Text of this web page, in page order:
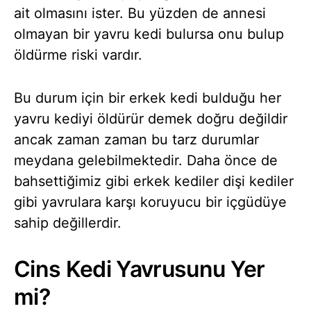
ait olmasını ister. Bu yüzden de annesi
olmayan bir yavru kedi bulursa onu bulup
öldürme riski vardır.
Bu durum için bir erkek kedi bulduğu her
yavru kediyi öldürür demek doğru değildir
ancak zaman zaman bu tarz durumlar
meydana gelebilmektedir. Daha önce de
bahsettiğimiz gibi erkek kediler dişi kediler
gibi yavrulara karşı koruyucu bir içgüdüye
sahip değillerdir.
Cins Kedi Yavrusunu Yer
mi?